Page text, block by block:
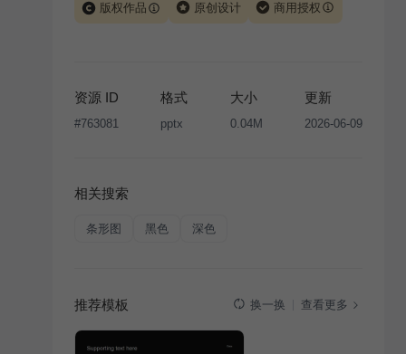
版权作品 原创设计 商用授权
版权声明
条款，禁止任何形式的转让、出售或出租，未
经投权许可任何人不得擅自转载和分发，否则将接照我
资源 ID
#763081
格式
pptx
大小
0.04M
更新
2026-06-09
相关搜索
条形图 黑色 深色
推荐模板 换一换 查看更多